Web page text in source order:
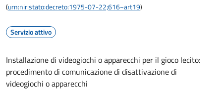
(urn:nir:stato:decreto:1975-07-22;616~art19)
Servizio attivo
Installazione di videogiochi o apparecchi per il gioco lecito:
procedimento di comunicazione di disattivazione di
videogiochi o apparecchi